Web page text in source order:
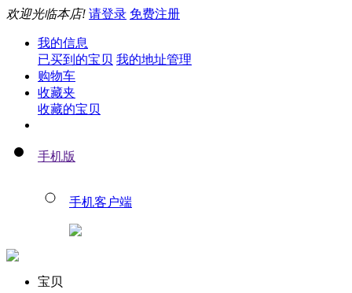
欢迎光临本店! 请登录 免费注册
我的信息
已买到的宝贝 我的地址管理
购物车
收藏夹
收藏的宝贝
手机版
手机客户端
宝贝